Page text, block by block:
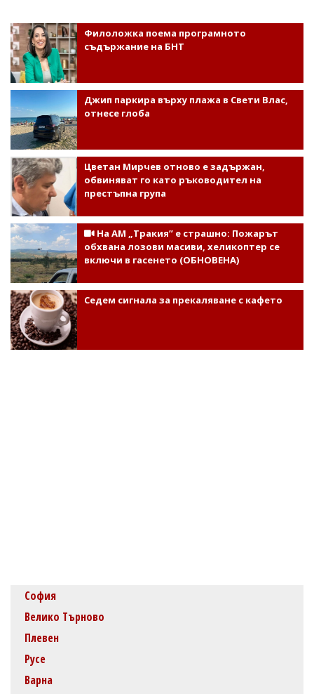
Филоложка поема програмното
съдържание на БНТ
Джип паркира върху плажа в Свети Влас,
отнесе глоба
Цветан Мирчев отново е задържан,
обвиняват го като ръководител на
престъпна група
На АМ „Тракия” е страшно: Пожарът
обхвана лозови масиви, хеликоптер се
включи в гасенето (ОБНОВЕНА)
Седем сигнала за прекаляване с кафето
София
Велико Търново
Плевен
Русе
Варна